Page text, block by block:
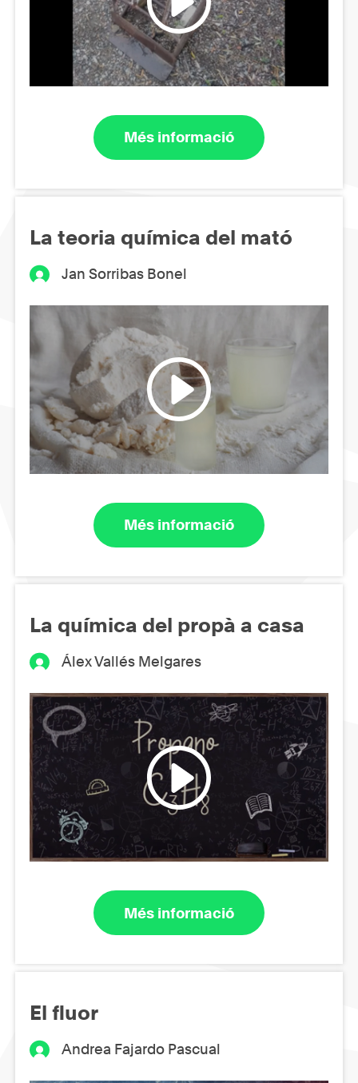
Més informació
La teoria química del mató
Jan Sorribas Bonel
Més informació
La química del propà a casa
Álex Vallés Melgares
Més informació
El fluor
Andrea Fajardo Pascual